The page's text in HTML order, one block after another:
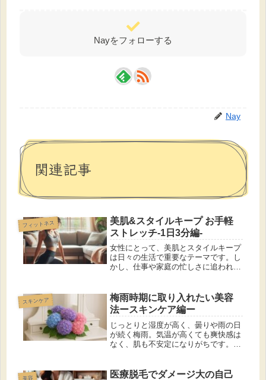
Nayをフォローする
Nay
関連記事
フィットネス
美肌&スタイルキープ お手軽
ストレッチ-1日3分編-
女性にとって、美肌とスタイルキープ
は日々の生活で重要なテーマです。し
かし、仕事や家庭の忙しさに追われ
日でも続けられる「1日3分のお手軽ス
トレッチ」をご紹介します。これらの
ス...
スキンケア
梅雨時期に取り入れたい美容
法ースキンケア編ー
じっとりと湿度が高く、曇りや雨の日
が続く梅雨。気温が高くても爽快感は
なく、肌も不安定になりがちです。し
りきることも可能です。 梅雨が肌に
美容
医療脱毛でダメージ大の自己